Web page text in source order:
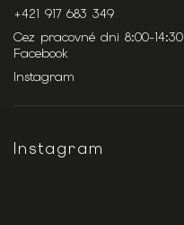
+421 917 683 349
Cez pracovné dni 8:00-14:30
Facebook
Instagram
Instagram